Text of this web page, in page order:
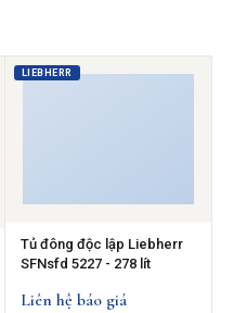
LIEBHERR
Tủ đông độc lập Liebherr
SFNsfd 5227 - 278 lít
Liên hệ báo giá